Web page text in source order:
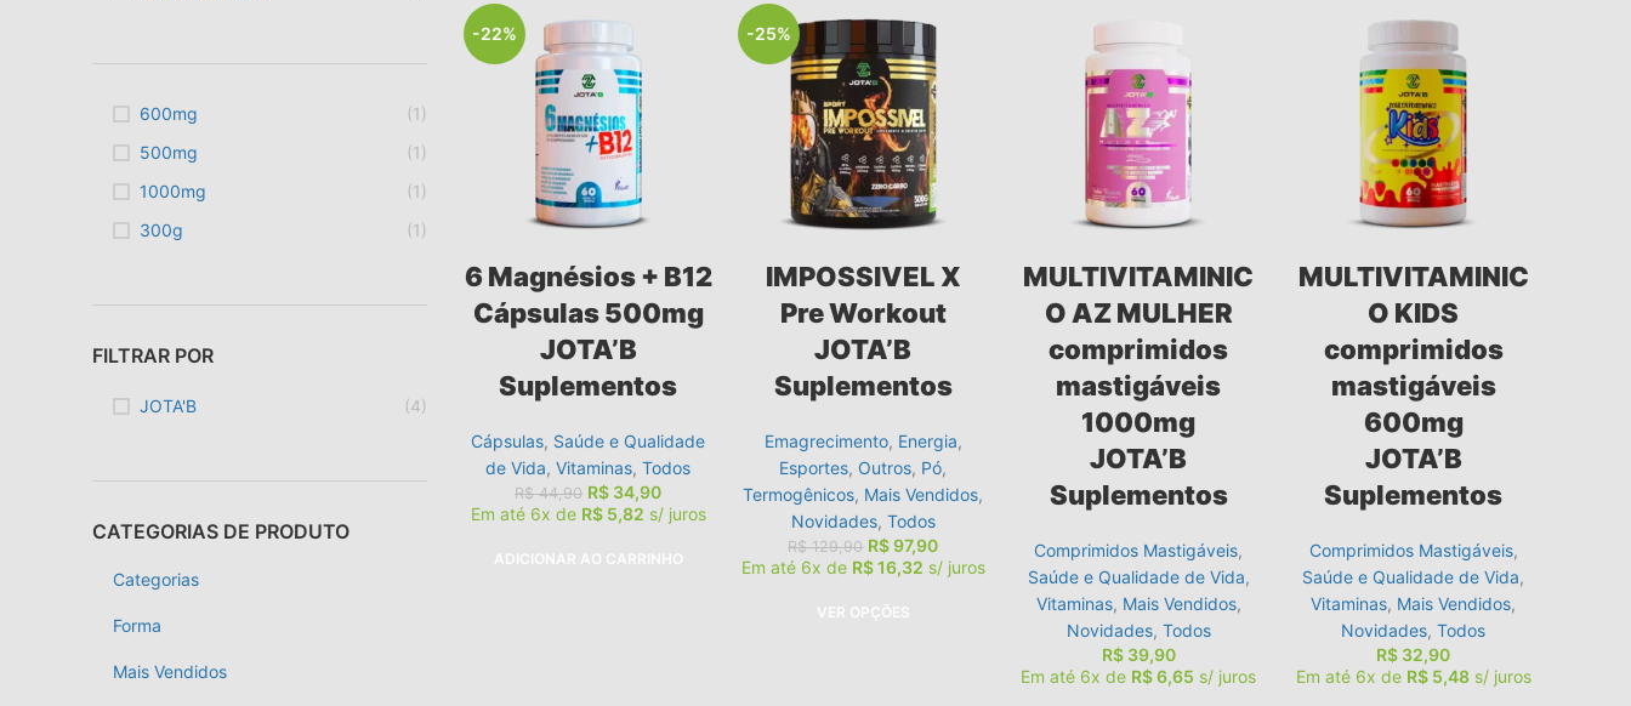
600mg
(1)
500mg
(1)
1000mg
(1)
300g
(1)
FILTRAR POR
JOTA'B (4)
CATEGORIAS DE PRODUTO
Categorias
Forma
Mais Vendidos
-22%
6 Magnésios + B12
Cápsulas 500mg
JOTA’B
Suplementos
Cápsulas, Saúde e Qualidade
de Vida,Vitaminas,Todos
R$44,90 R$ 34,90
Em até 6x de R$5,82 s/ juros
ADICIONAR AO CARRINHO
-25%
IMPOSSIVEL X
Pre Workout
JOTA’B
Suplementos
Emagrecimento, Energia,
Esportes, Outros, Pó,
Termogênicos, Mais Vendidos,
Novidades, Todos
R$129,90 R$97,90
Em até 6x de R$16,32 s/ juros
VER OPÇÕES
MULTIVITAMINIC
O AZ MULHER
comprimidos
mastigáveis
1000mg
JOTA’B
Suplementos
Comprimidos Mastigáveis,
Saúde e Qualidade de Vida,
Vitaminas, Mais Vendidos,
Novidades, Todos
R$39,90
Em até 6x de R$6,65 s/ juros
MULTIVITAMINIC
O KIDS
comprimidos
mastigáveis
600mg
JOTA’B
Suplementos
Comprimidos Mastigáveis,
Saúde e Qualidade de Vida,
Vitaminas, Mais Vendidos,
Novidades,Todos
R$ 32,90
Em até 6x de R$5,48 s/ juros